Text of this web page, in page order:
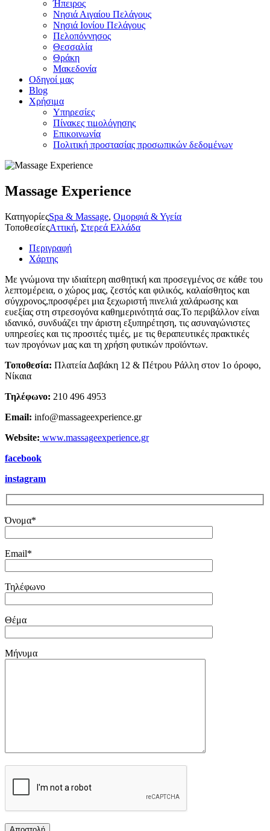
Ήπειρος
Νησιά Αιγαίου Πελάγους
Νησιά Ιονίου Πελάγους
Πελοπόννησος
Θεσσαλία
Θράκη
Μακεδονία
Οδηγοί μας
Blog
Χρήσιμα
Υπηρεσίες
Πίνακες τιμολόγησης
Επικοινωνία
Πολιτική προστασίας προσωπικών δεδομένων
Massage Experience
ΚατηγορίεςSpa & Massage, Ομορφιά & Υγεία
ΤοποθεσίεςΑττική, Στερεά Ελλάδα
Περιγραφή
Χάρτης
Με γνώμονα την ιδιαίτερη αισθητική και προσεγμένος σε κάθε του
λεπτομέρεια, ο χώρος μας, ζεστός και φιλικός, καλαίσθητος και
σύγχρονος,προσφέρει μια ξεχωριστή πινελιά χαλάρωσης και
ευεξίας στη στρεσογόνα καθημερινότητά σας.Το περιβάλλον είναι
ιδανικό, συνδυάζει την άριστη εξυπηρέτηση, τις ασυναγώνιστες
υπηρεσίες και τις προσιτές τιμές, με τις θεραπευτικές πρακτικές
των προγόνων μας και τη χρήση φυτικών προϊόντων.
Τοποθεσία: Πλατεία Δαβάκη 12 & Πέτρου Ράλλη στον 1ο όροφο,
Νίκαια
Τηλέφωνο: 210 496 4953
Email: info@massageexperience.gr
Website: www.massageexperience.gr
facebook
instagram
Όνομα*
Email*
Τηλέφωνο
Θέμα
Μήνυμα